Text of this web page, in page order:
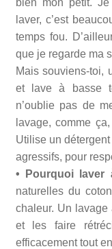
laver, c’est
temps fou.
que je regarde ma
Mais souviens-toi,
et lave à basse
n’oublie pas de
lavage, comme
Utilise un
agressifs, pour
• Pourquoi laver
naturelles du
chaleur. Un lavage
et les faire
efficacement tout